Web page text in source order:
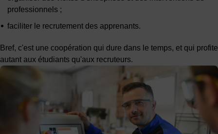
professionnels ;
faciliter le recrutement des apprenants.
Bref, c'est une coopération qui dure dans le temps, et qui profite
autant aux étudiants qu'aux recruteurs.